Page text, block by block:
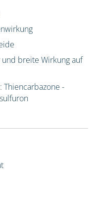
und breite Wirkung auf
-